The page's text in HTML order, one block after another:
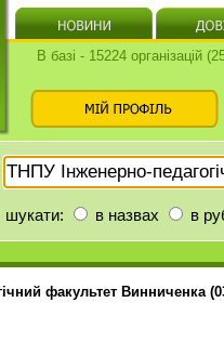
В базі - 15224 організацій
шукати: в назвах в
факультет Винниченка